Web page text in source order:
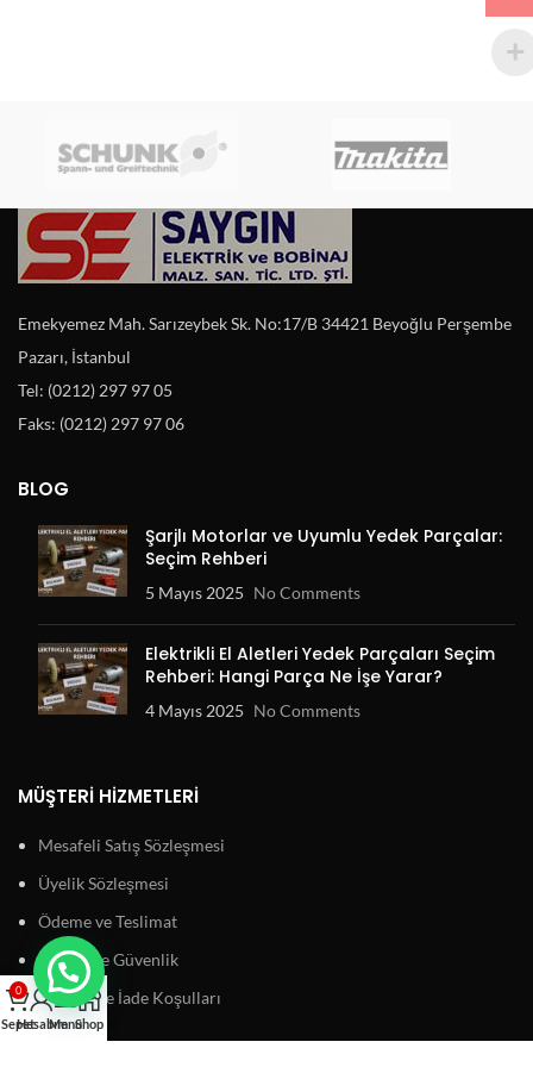
Emekyemez Mah. Sarızeybek Sk. No:17/B 34421 Beyoğlu Perşembe
Pazarı, İstanbul
Tel: (0212) 297 97 05
Faks: (0212) 297 97 06
BLOG
Şarjlı Motorlar ve Uyumlu Yedek Parçalar:
Seçim Rehberi
5 Mayıs 2025 No Comments
Elektrikli El Aletleri Yedek Parçaları Seçim
Rehberi: Hangi Parça Ne İşe Yarar?
4 Mayıs 2025 No Comments
MÜŞTERI HIZMETLERI
Mesafeli Satış Sözleşmesi
Üyelik Sözleşmesi
Ödeme ve Teslimat
Gizlilik ve Güvenlik
Garanti ve İade Koşulları
0
SepetHesabımMenuShop